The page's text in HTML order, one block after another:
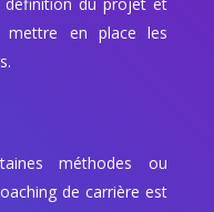
définition du projet et
mettre en place les
méthodes ou
de carrière est